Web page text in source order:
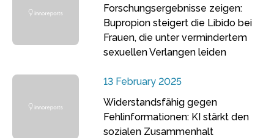
Forschungsergebnisse zeigen:
Bupropion steigert die Libido bei
Frauen, die unter vermindertem
sexuellen Verlangen leiden
13 February 2025
Widerstandsfähig gegen
Fehlinformationen: KI stärkt den
sozialen Zusammenhalt